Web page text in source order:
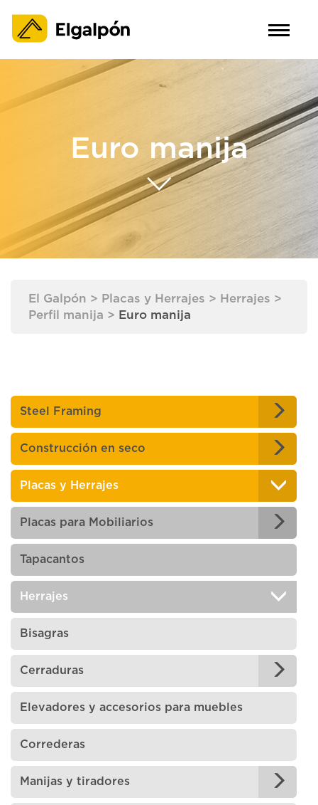
Euro manija
El Galpón > Placas y Herrajes > Herrajes >
Perfil manija > Euro manija
Steel Framing
Construcción en seco
Placas y Herrajes
Placas para Mobiliarios
Tapacantos
Herrajes
Bisagras
Cerraduras
Elevadores y accesorios para muebles
Correderas
Manijas y tiradores